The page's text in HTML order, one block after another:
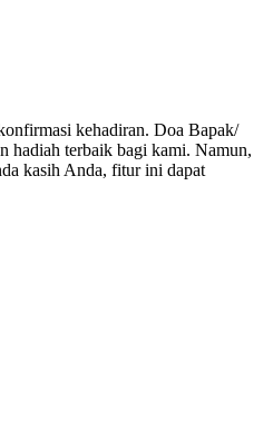
kehadiran. Doa Bapak/
hadiah terbaik bagi kami. Namun,
kasih Anda, fitur ini dapat